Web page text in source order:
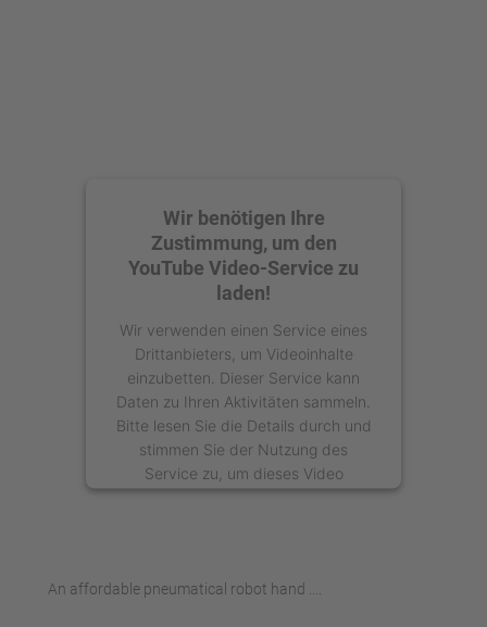
Wir benötigen Ihre
Zustimmung, um den
YouTube Video-Service zu
laden!
Wir verwenden einen Service eines
Drittanbieters, um Videoinhalte
einzubetten. Dieser Service kann
Daten zu Ihren Aktivitäten sammeln.
Bitte lesen Sie die Details durch und
stimmen Sie der Nutzung des
Service zu, um dieses Video
anzusehen.
An affordable pneumatical robot hand ....